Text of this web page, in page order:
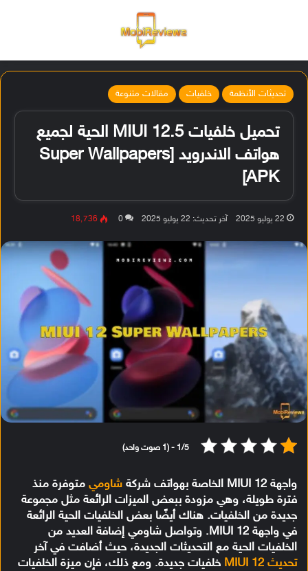
تحديثات الأنظمة خلفيات مقالات متنوعة
تحميل خلفيات MIUI 12.5 الحية لجميع
هواتف الاندرويد [Super Wallpapers
APK]
22 يوليو 2025 آخر تحديث: 22 يوليو 2025 0 18٬736
1/5 - (1 صوت واحد)
واجهة MIUI 12 الخاصة بهواتف شركة شاومي متوفرة منذ
فترة طويلة، وهي مزودة ببعض الميزات الرائعة مثل مجموعة
جديدة من الخلفيات. هناك أيضًا بعض الخلفيات الحية الرائعة
في واجهة MIUI 12. وتواصل شاومي إضافة العديد من
الخلفيات الحية مع التحديثات الجديدة، حيث أضافت في آخر
تحديث MIUI 12
خلفيات جديدة. ومع ذلك، فإن ميزة الخلفيات